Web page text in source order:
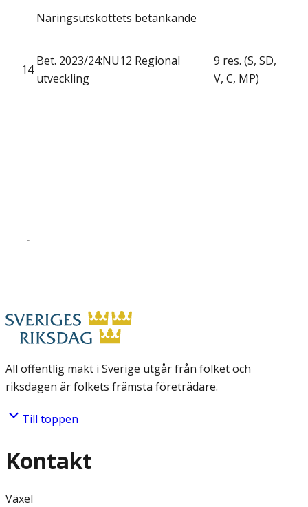
Näringsutskottets betänkande
14
Bet. 2023/24:NU12 Regional
utveckling
9 res. (S, SD,
V, C, MP)
All offentlig makt i Sverige utgår från folket och
riksdagen är folkets främsta företrädare.
Till toppen
Kontakt
Växel